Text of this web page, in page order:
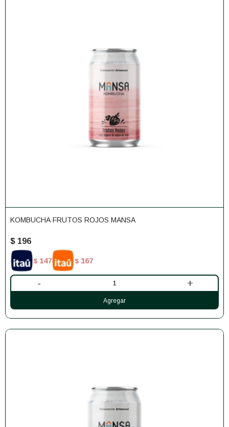
KOMBUCHA FRUTOS ROJOS MANSA
$ 196
$ 147 $ 167
- +